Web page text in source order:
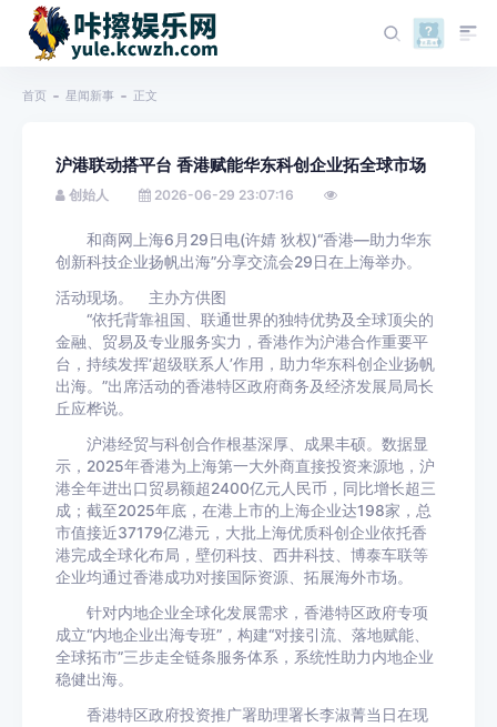
首页 星闻新事 正文
沪港联动搭平台 香港赋能华东科创企业拓全球市场
创始人 2026-06-29 23:07:16
和商网上海6月29日电(许婧 狄权)“香港—助力华东
创新科技企业扬帆出海”分享交流会29日在上海举办。
活动现场。 主办方供图
“依托背靠祖国、联通世界的独特优势及全球顶尖的
金融、贸易及专业服务实力，香港作为沪港合作重要平
台，持续发挥‘超级联系人’作用，助力华东科创企业扬帆
出海。”出席活动的香港特区政府商务及经济发展局局长
丘应桦说。
沪港经贸与科创合作根基深厚、成果丰硕。数据显
示，2025年香港为上海第一大外商直接投资来源地，沪
港全年进出口贸易额超2400亿元人民币，同比增长超三
成；截至2025年底，在港上市的上海企业达198家，总
市值接近37179亿港元，大批上海优质科创企业依托香
港完成全球化布局，壁仞科技、西井科技、博泰车联等
企业均通过香港成功对接国际资源、拓展海外市场。
针对内地企业全球化发展需求，香港特区政府专项
成立“内地企业出海专班”，构建“对接引流、落地赋能、
全球拓市”三步走全链条服务体系，系统性助力内地企业
稳健出海。
香港特区政府投资推广署助理署长李淑菁当日在现